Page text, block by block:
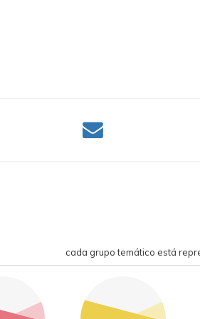
cada grupo temático está